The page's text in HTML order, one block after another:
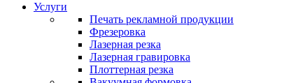
Услуги
Печать рекламной продукции
Фрезеровка
Лазерная резка
Лазерная гравировка
Плоттерная резка